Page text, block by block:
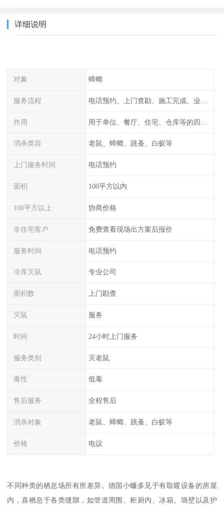
详细说明
对象 蟑螂
服务流程
作用
消杀类容 老鼠、蟑螂、跳蚤、白蚁等
上门服务时间 电话预约
面积 100平方以内
100平方以上 协商价格
非住宅客户 免费查看现场出方案后报价
服务时间 电话预约
冷库灭鼠 专业公司
面积数 上门勘查
灭鼠 服务
时间 24小时上门服务
服务类别 灭老鼠
毒性 低毒
售后服务 全程售后
消杀对象 老鼠、蟑螂、跳蚤、白蚁等
价格 电议
不同种类的栖息场所有所差异。德国小蠊多见于有取暖设备的房屋
内，喜栖息于各类缝隙，如管道周围、柜厨内、冰箱、墙壁以及护